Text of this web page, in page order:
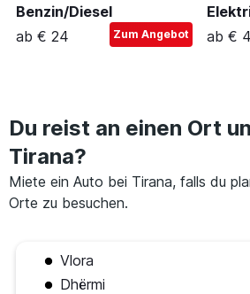
Benzin/Diesel
ab € 24
Zum Angebot
ab €
Du reist an einen Ort
Tirana?
Miete ein Auto bei Tirana, falls du
Orte zu besuchen.
Vlora
Dhërmi